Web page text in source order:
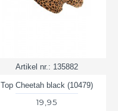
Artikel nr.: 135882
Top Cheetah black (10479)
19,95